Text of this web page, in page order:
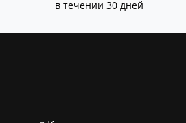
в течении 30 дней